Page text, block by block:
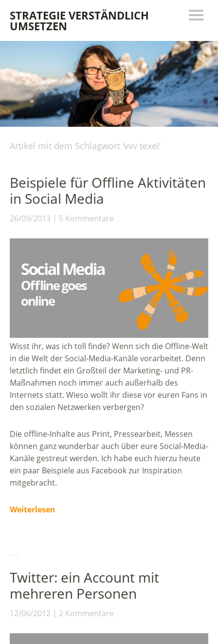
STRATEGIE VERSTÄNDLICH
UMSETZEN
Artikel mit dem Schlagwort ‘vvv texel’
Beispiele für Offline Aktivitäten
in Social Media
26/09/2013 5 Kommentare
Wisst ihr, was ich toll finde? Wenn sich die Offline-Welt
in die Welt der Social-Media-Kanäle vorarbeitet. Denn
letztlich findet ein Großteil der Marketing- und PR-
Maßnahmen noch immer auch außerhalb des
Internets statt. Wieso wollt ihr diese vor euren Fans in
den sozialen Netzwerken verbergen?
Die offline-Inhalte aus Print, Pressearbeit, Messen
können ganz wunderbar auch über eure Social-Media-
Kanäle gestreut werden. Ich habe euch hierzu heute
ein paar Beispiele aus Facebook zur Inspiration
mitgebracht.
Weiterlesen
Twitter: ein Account mit
mehreren Personen
12/06/2012 2 Kommentare